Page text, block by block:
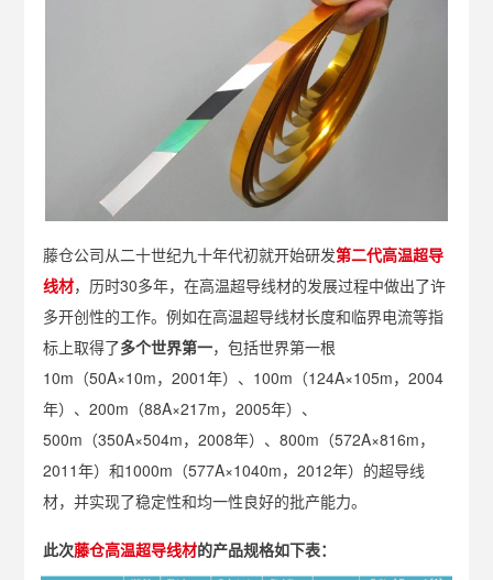
藤仓公司从二十世纪九十年代初就开始研发第二代高温超导
线材，历时30多年，在高温超导线材的发展过程中做出了许
多开创性的工作。例如在高温超导线材长度和临界电流等指
标上取得了多个世界第一，包括世界第一根
10m（50A×10m，2001年）、100m（124A×105m，2004
年）、200m（88A×217m，2005年）、
500m（350A×504m，2008年）、800m（572A×816m，
2011年）和1000m（577A×1040m，2012年）的超导线
材，并实现了稳定性和均一性良好的批产能力。
此次藤仓高温超导线材的产品规格如下表：